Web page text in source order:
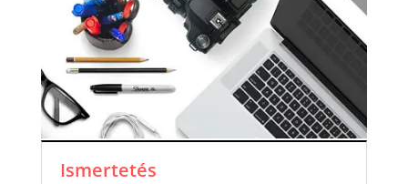
Ismertetés